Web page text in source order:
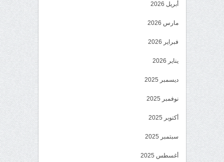
أبريل 2026
مارس 2026
فبراير 2026
يناير 2026
ديسمبر 2025
نوفمبر 2025
أكتوبر 2025
سبتمبر 2025
أغسطس 2025